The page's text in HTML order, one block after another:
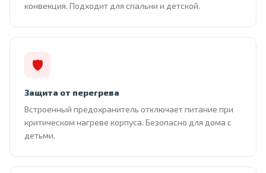
конвекция. Подходит для спальни и детской.
🛡
Защита от перегрева
Встроенный предохранитель отключает питание при
критическом нагреве корпуса. Безопасно для дома с
детьми.